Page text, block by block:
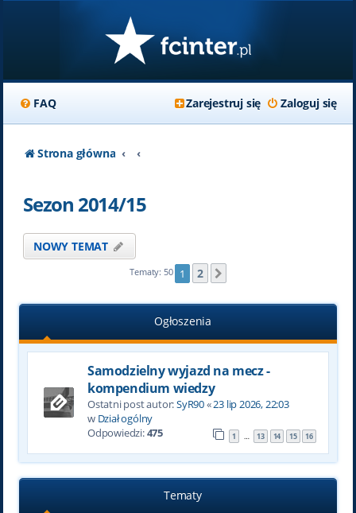
FAQ Zaloguj się
Zarejestruj się
Strona główna
Sezon 2014/15
NOWY TEMAT
Tematy: 50 1 2
Ogłoszenia
Samodzielny wyjazd na mecz -
kompendium wiedzy
Ostatni post autor:SyR90«23 lip 2026, 22:03
w Dział ogólny
Odpowiedzi:475 1 … 13 14 15 16
Tematy